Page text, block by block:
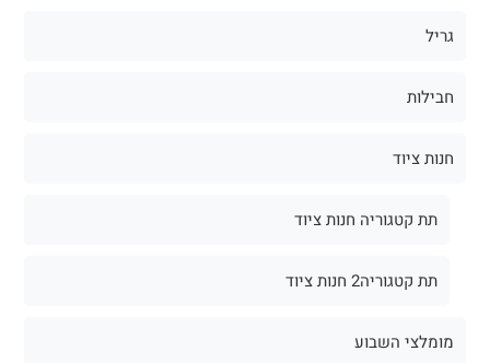
גריל
חבילות
חנות ציוד
תת קטגוריה חנות ציוד
תת קטגוריה2 חנות ציוד
מומלצי השבוע